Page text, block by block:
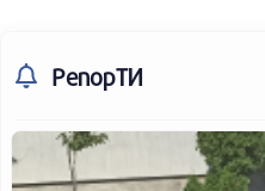
РепорТИ